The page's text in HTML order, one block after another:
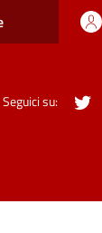
Seguici su: